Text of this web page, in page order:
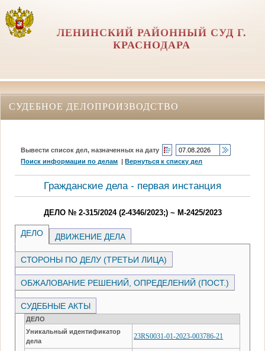
ЛЕНИНСКИЙ РАЙОННЫЙ СУД Г.
КРАСНОДАРА
СУДЕБНОЕ ДЕЛОПРОИЗВОДСТВО
Вывести список дел, назначенных на дату
Поиск информации по делам |Вернуться к списку дел
Гражданские дела - первая инстанция
ДЕЛО № 2-315/2024 (2-4346/2023;) ~ М-2425/2023
ДЕЛО ДВИЖЕНИЕ ДЕЛА
СТОРОНЫ ПО ДЕЛУ (ТРЕТЬИ ЛИЦА)
ОБЖАЛОВАНИЕ РЕШЕНИЙ, ОПРЕДЕЛЕНИЙ (ПОСТ.)
СУДЕБНЫЕ АКТЫ
ДЕЛО
Уникальный идентификатор
дела
23RS0031-01-2023-003786-21